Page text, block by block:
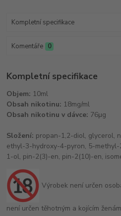
Kompletní specifikace
Komentáře 0
Kompletní specifikace
Objem: 10ml
Obsah nikotinu: 18mg/ml
Obsah nikotinu v dávce: 76μg
Složení: propan-1,2-diol, glycerol,
ethyl-3-hydroxy-4-pyron, 5-
1-ol, pin-2(3)-en, pin-2(10)-en,
Výrobek není určen
není určen těhotným a kojícím